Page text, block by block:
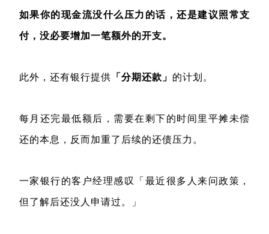
如果你的现金流没什么压力的话，还是建议照常支
付，没必要增加一笔额外的开支。
此外，还有银行提供 「分期还款」 的计划。
每月还完最低额后，需要在剩下的时间里平摊未偿
还的本息，反而加重了后续的还债压力。
一家银行的客户经理感叹「最近很多人来问政策，
但了解后还没人申请过。」